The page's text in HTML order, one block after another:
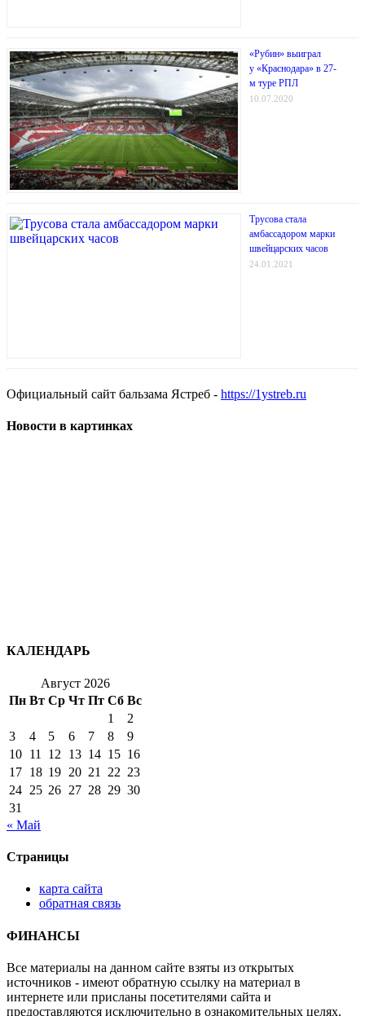
«Рубин» выиграл
у «Краснодара» в 27-
м туре РПЛ
10.07.2020
Трусова стала
амбассадором марки
швейцарских часов
24.01.2021
Официальный сайт бальзама Ястреб - https://1ystreb.ru
Новости в картинках
КАЛЕНДАРЬ
Август 2026
Пн Вт Ср Чт Пт Сб Вс
1
2
3
4 5 6 7 8
9
10 11 12 13 14 15 16
17 18 19 20 21 22 23
24 25 26 27 28 29 30
31
« Май
Страницы
карта сайта
обратная связь
ФИНАНСЫ
Все материалы на данном сайте взяты из открытых
источников - имеют обратную ссылку на материал в
интернете или присланы посетителями сайта и
предоставляются исключительно в ознакомительных целях.